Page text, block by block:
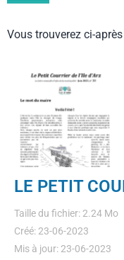
Vous trouverez ci-
LE PETIT
Taille du fichier: 2.24 Mo
Créé: 23-06-2023
Mis à jour: 23-06-2023